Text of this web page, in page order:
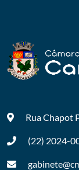
Rua Chapot
(22) 2024-